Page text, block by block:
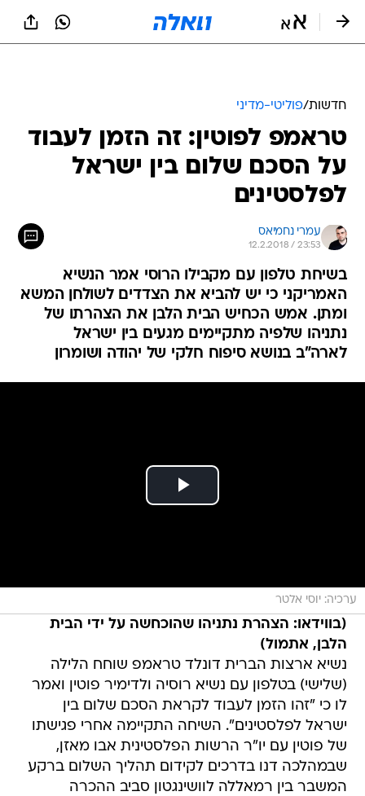
חדשות/פוליטי-מדיני
טראמפ לפוטין: זה הזמן לעבוד
על הסכם שלום בין ישראל
לפלסטינים
עמרי נחמיאס
12.2.2018 / 23:53
בשיחת טלפון עם מקבילו הרוסי אמר הנשיא
האמריקני כי יש להביא את הצדדים לשולחן המשא
ומתן. אמש הכחיש הבית הלבן את הצהרתו של
נתניהו שלפיה מתקיימים מגעים בין ישראל
לארה"ב בנושא סיפוח חלקי של יהודה ושומרון
ערכיה: יוסי אלטר
(בווידאו: הצהרת נתניהו שהוכחשה על ידי הבית
הלבן, אתמול)
נשיא ארצות הברית דונלד טראמפ שוחח הלילה
(שלישי) בטלפון עם נשיא רוסיה ולדימיר פוטין ואמר
לו כי "זהו הזמן לעבוד לקראת הסכם שלום בין
ישראל לפלסטינים". השיחה התקיימה אחרי פגישתו
של פוטין עם יו"ר הרשות הפלסטינית אבו מאזן,
שבמהלכה דנו בדרכים לקידום תהליך השלום ברקע
המשבר בין רמאללה לוושינגטון סביב ההכרה